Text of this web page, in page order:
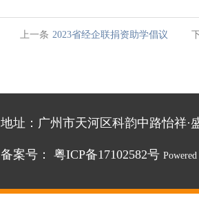
上一条 2023省经企联捐资助学倡议
地址：广州市天河区科韵中路怡祥·
备案号： 粤ICP备17102582号